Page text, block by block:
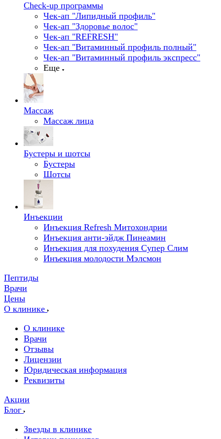
Check-up программы
Чек-ап "Липидный профиль"
Чек-ап "Здоровье волос"
Чек-ап "REFRESH"
Чек-ап "Витаминный профиль полный"
Чек-ап "Витаминный профиль экспресс"
Еще
Массаж
Массаж лица
Бустеры и шотсы
Бустеры
Шотсы
Инъекции
Инъекция Refresh Митохондрии
Инъекция анти-эйдж Пинеамин
Инъекция для похудения Супер Слим
Инъекция молодости Мэлсмон
Пептиды
Врачи
Цены
О клинике
О клинике
Врачи
Отзывы
Лицензии
Юридическая информация
Реквизиты
Акции
Блог
Звезды в клинике